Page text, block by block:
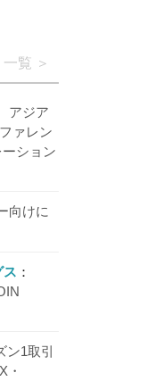
一覧
アジア
ァレン
ション
向けに
ス
ン1取引
・